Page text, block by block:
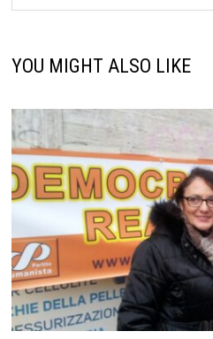
YOU MIGHT ALSO LIKE